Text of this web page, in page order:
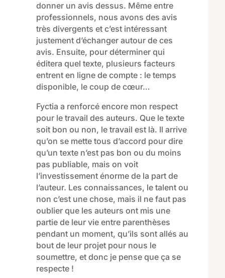
donner un avis dessus. Même entre
professionnels, nous avons des avis
très divergents et c’est intéressant
justement d’échanger autour de ces
avis. Ensuite, pour déterminer qui
éditera quel texte, plusieurs facteurs
entrent en ligne de compte : le temps
disponible, le coup de cœur…
Fyctia a renforcé encore mon respect
pour letravail des auteurs. Que le texte
soit bon ou non, le travail est là. Il arrive
qu’on se mette tous d’accord pour dire
qu’un texte n’est pas bon ou du moins
pas publiable, mais on voit
l’investissement énorme de la part de
l’auteur. Les connaissances, le talent ou
non c’est une chose, mais il ne faut pas
oublier que les auteurs ontmis une
partie de leurvie entre parenthèses
pendant un moment, qu’ils sont allés au
bout de leur projetpour nous le
soumettre, et donc je pense que ça se
respecte !